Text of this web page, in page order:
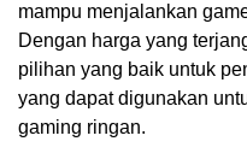
mampu menjalankan
Dengan harga yang
pilihan yang baik untuk
yang dapat digunakan
gaming ringan.